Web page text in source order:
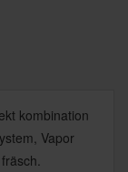
kombination
Vapor